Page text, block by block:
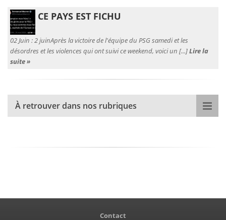
CE PAYS EST FICHU
02 Juin :2 juinAprès la victoire de l'équipe du PSG samedi et les
désordres et les violences qui ont suivi ce weekend, voici un [...]Lire la
suite »
À retrouver dans nos rubriques
Contact